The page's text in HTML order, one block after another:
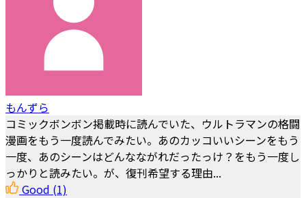
もんずら
コミックボンボン掲載時に読んでいた、ウルトラマンの格闘
漫画をもう一度読んでみたい。あのカッコいいシーンをもう
一度、あのシーンはどんなながれだったっけ？をもう一度し
っかりと読みたい。が、復刊希望する理由...
Good (1)